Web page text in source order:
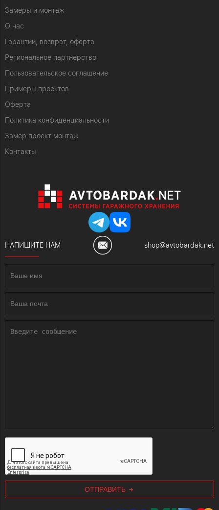
Замеры и монтаж
О нас
Гарантии, возврат, оферта
Региональное партнерство
Пользовательское соглашение
Примеры проектов
Оферта
Политика конфиденциальности
Замер проект монтаж
Контакты
НАПИШИТЕ НАМ shop@avtobardak.net
ОТПРАВИТЬ